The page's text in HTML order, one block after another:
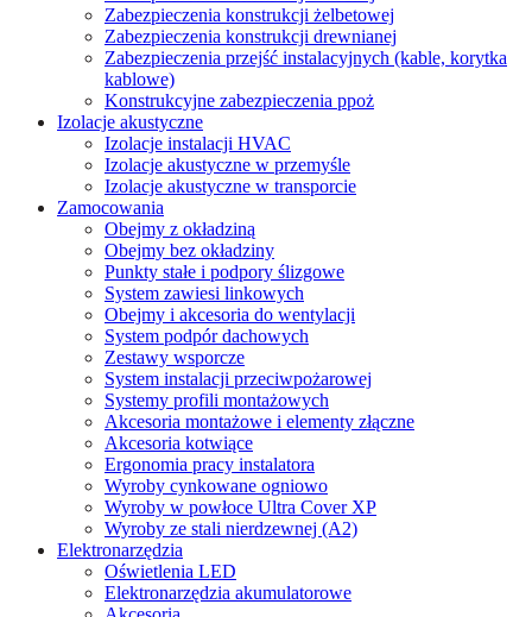
Zabezpieczenia konstrukcji żelbetowej
Zabezpieczenia konstrukcji drewnianej
Zabezpieczenia przejść instalacyjnych (kable, korytka
kablowe)
Konstrukcyjne zabezpieczenia ppoż
Izolacje akustyczne
Izolacje instalacji HVAC
Izolacje akustyczne w przemyśle
Izolacje akustyczne w transporcie
Zamocowania
Obejmy z okładziną
Obejmy bez okładziny
Punkty stałe i podpory ślizgowe
System zawiesi linkowych
Obejmy i akcesoria do wentylacji
System podpór dachowych
Zestawy wsporcze
System instalacji przeciwpożarowej
Systemy profili montażowych
Akcesoria montażowe i elementy złączne
Akcesoria kotwiące
Ergonomia pracy instalatora
Wyroby cynkowane ogniowo
Wyroby w powłoce Ultra Cover XP
Wyroby ze stali nierdzewnej (A2)
Elektronarzędzia
Oświetlenia LED
Elektronarzędzia akumulatorowe